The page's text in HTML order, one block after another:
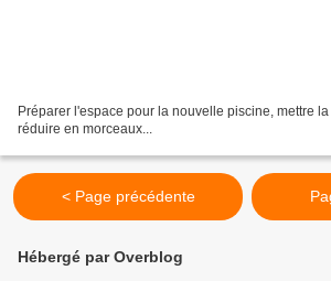
Préparer l'espace pour la nouvelle piscine, mettre
réduire en morceaux...
< Page précédente
Hébergé par Overblog